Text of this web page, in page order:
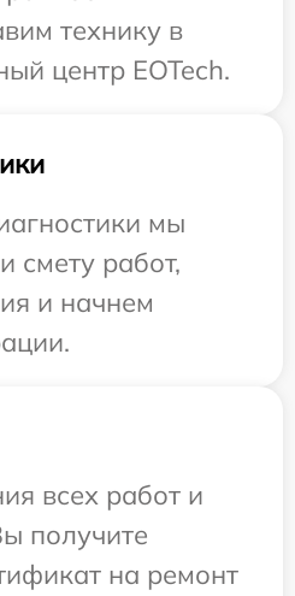
технику в
центр EOTech.
мы
смету работ,
и начнем
всех работ и
получите
на ремонт